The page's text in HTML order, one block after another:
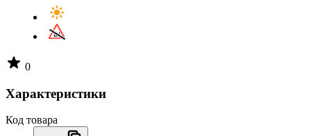
0
Характеристики
Код товара